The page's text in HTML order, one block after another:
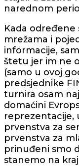
narednom
Kada
mrežama i
informacije,
štetu jer im ne
(samo u ovoj
predsjednike
turnira osam
domaćini
reprezentacije,
prvenstva za
prvenstva za
prinuđeni smo
stanemo na